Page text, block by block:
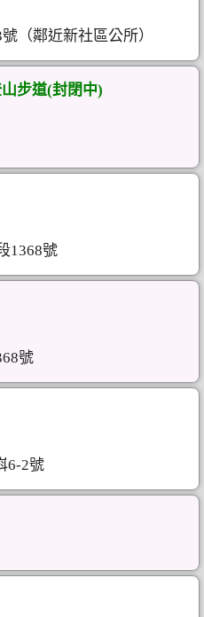
（鄰近新社區公所）
步道(封閉中)
1368號
號
6-2號